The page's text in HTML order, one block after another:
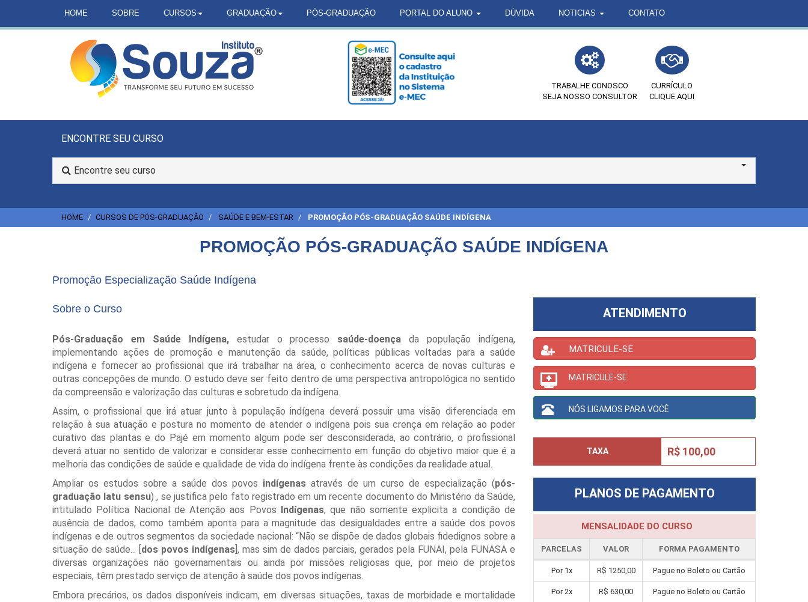
HOME SOBRE CURSOS GRADUAÇÃO PÓS-GRADUAÇÃO PORTAL DO ALUNO DÚVIDA NOTICIAS CONTATO
TRABALHE CONOSCO
SEJA NOSSO CONSULTOR
CURRÍCULO
CLIQUE AQUI
ENCONTRE SEU CURSO
Encontre seu curso
HOME CURSOS DE PÓS-GRADUAÇÃO SAÚDE E BEM-ESTAR PROMOÇÃO PÓS-GRADUAÇÃO SAÚDE INDÍGENA
PROMOÇÃO PÓS-GRADUAÇÃO SAÚDE INDÍGENA
Promoção Especialização Saúde Indígena
Sobre o Curso
Pós-Graduação em Saúde Indígena,estudar o processo saúde-doença da população indígena,
implementando ações de promoção e manutenção da saúde, políticas públicas voltadas para a saúde
indígena e fornecer ao profissional que irá trabalhar na área, o conhecimento acerca de novas culturas e
outras concepções de mundo. O estudo deve ser feito dentro de uma perspectiva antropológica no sentido
da compreensão e valorização das culturas e sobretudo da indígena.
Assim, o profissional que irá atuar junto à população indígena deverá possuir uma visão diferenciada em
relação à sua atuação e postura no momento de atender o indígena pois sua crença em relação ao poder
curativo das plantas e do Pajé em momento algum pode ser desconsiderada, ao contrário, o profissional
deverá atuar no sentido de valorizar e considerar esse conhecimento em função do objetivo maior que é a
melhoria das condições de saúde e qualidade de vida do indígena frente às condições da realidade atual.
Ampliar os estudos sobre a saúde dos povos indígenas através de um curso de especialização (pós-
graduação latu sensu) , se justifica pelo fato registrado em um recente documento do Ministério da Saúde,
intitulado Política Nacional de Atenção aos Povos
Indígenas, que não somente explicita a condição de
ausência de dados, como também aponta para a magnitude das desigualdades entre a saúde dos povos
indígenas e de outros segmentos da sociedade nacional: “Não se dispõe de dados globais fidedignos sobre a
situação de saúde... [ dos povos indígenas ], mas sim de dados parciais, gerados pela FUNAI, pela FUNASA e
diversas organizações não governamentais ou ainda por missões religiosas que, por meio de projetos
especiais, têm prestado serviço de atenção à saúde dos povos indígenas.
Embora precários, os dados disponíveis indicam, em diversas situações, taxas de morbidade e mortalidade
ATENDIMENTO
MATRICULE-SE
MATRICULE-SE
NÓS LIGAMOS PARA VOCÊ
TAXA R$ 100,00
PLANOS DE PAGAMENTO
MENSALIDADE DO CURSO
PARCELAS VALOR FORMA PAGAMENTO
Por 1x R$ 1250,00 Pague no Boleto ou Cartão
Por2x R$ 630,00 Pague no Boleto ou Cartão